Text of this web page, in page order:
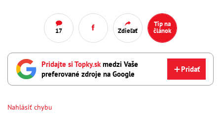
17 Zdieľať
Tip na
článok
Pridajte si Topky.sk medzi Vaše
preferované zdroje na Google
Pridať
Nahlásiť chybu